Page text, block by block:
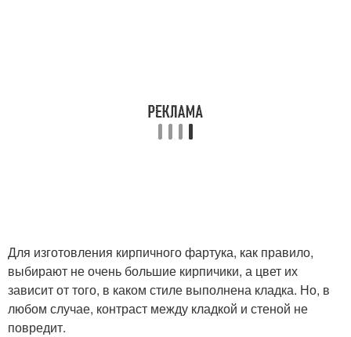
Для изготовления кирпичного фартука, как правило,
выбирают не очень большие кирпичики, а цвет их
зависит от того, в каком стиле выполнена кладка. Но, в
любом случае, контраст между кладкой и стеной не
повредит.